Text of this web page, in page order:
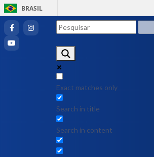
BRASIL
Exact matches only
Search in title
Search in content